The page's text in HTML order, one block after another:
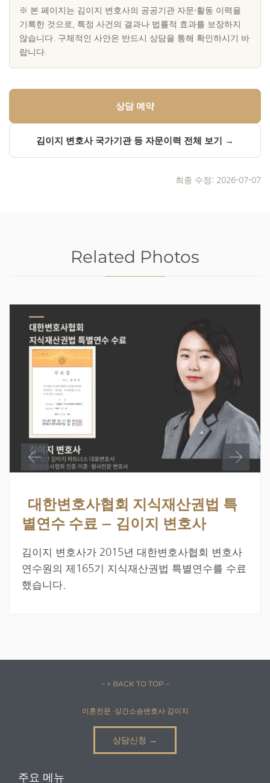
※ 본 페이지는 김이지 변호사의 공공기관 자문·활동 이력을
기록한 것으로, 특정 사건의 결과나 법률적 효과를 보장하지
않습니다. 구체적인 사안은 반드시 상담을 통해 확인하시기 바
랍니다.
상담 예약
김이지 변호사 국가기관 등 자문이력 전체 보기 →
최종 수정: 2026-07-07
Related Photos
대한변호사협회 지식재산권법 특
별연수 수료 – 김이지 변호사
김이지 변호사가 2015년 대한변호사협회 변호사
연수원의 제165기 지식재산권법 특별연수를 수료
했습니다.
– ↑ BACK TO TOP –
이혼전문 ·상간소송변호사 김이지
상담신청 →
주요 메뉴